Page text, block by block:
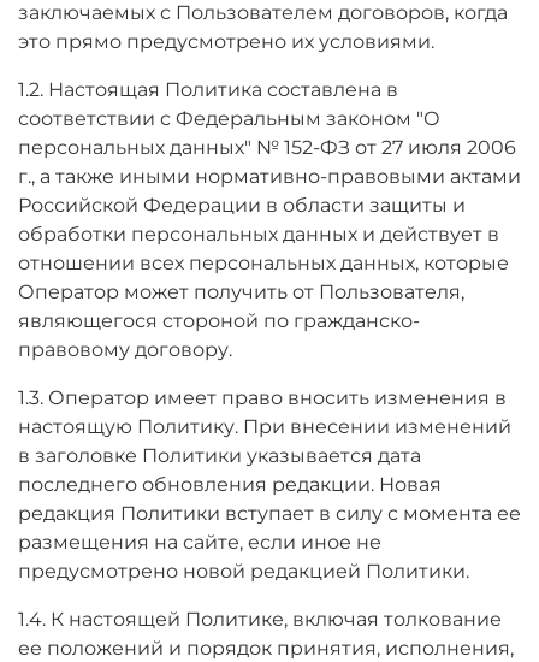
заключаемых с Пользователем договоров, когда
это прямо предусмотрено их условиями.
1.2. Настоящая Политика составлена в
соответствии с Федеральным законом "О
персональных данных" № 152-ФЗ от 27 июля 2006
г., а также иными нормативно-правовыми актами
Российской Федерации в области защиты и
обработки персональных данных и действует в
отношении всех персональных данных, которые
Оператор может получить от Пользователя,
являющегося стороной по гражданско-
правовому договору.
1.3. Оператор имеет право вносить изменения в
настоящую Политику. При внесении изменений
в заголовке Политики указывается дата
последнего обновления редакции. Новая
редакция Политики вступает в силу с момента ее
размещения на сайте, если иное не
предусмотрено новой редакцией Политики.
1.4. К настоящей Политике, включая толкование
ее положений и порядок принятия, исполнения,